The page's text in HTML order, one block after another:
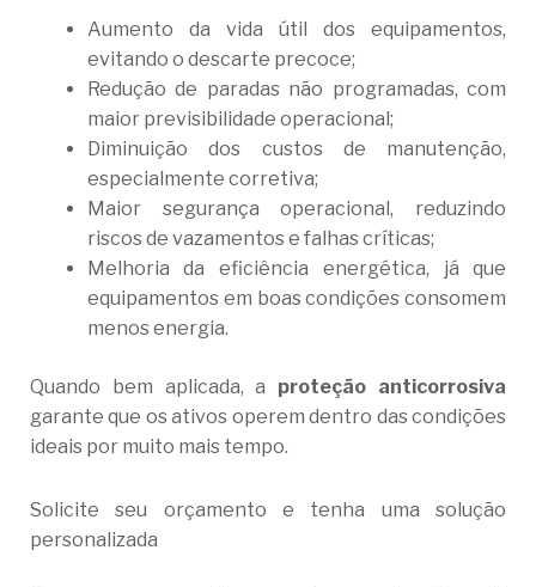
Aumento da vida útil dos equipamentos,
evitando o descarte precoce;
Redução de paradas não programadas, com
maior previsibilidade operacional;
Diminuição dos custos de manutenção,
especialmente corretiva;
Maior segurança operacional, reduzindo
riscos de vazamentos e falhas críticas;
Melhoria da eficiência energética, já que
equipamentos em boas condições consomem
menos energia.
Quando bem aplicada, a proteção anticorrosiva
garante que os ativos operem dentro das condições
ideais por muito mais tempo.
Solicite seu orçamento e tenha uma solução
personalizada